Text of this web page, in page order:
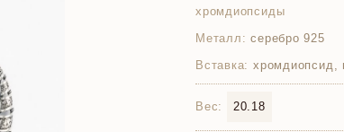
хромдиопсиды
Металл: серебро 925
Вставка: хромдиопсид,
Вес: 20.18